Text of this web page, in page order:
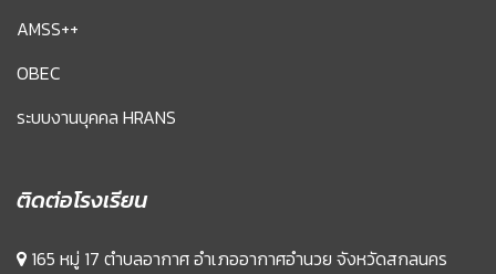
AMSS++
OBEC
ระบบงานบุคคล HRANS
ติดต่อโรงเรียน
165 หมู่ 17 ตำบลอากาศ อำเภออากาศอำนวย จังหวัดสกลนคร